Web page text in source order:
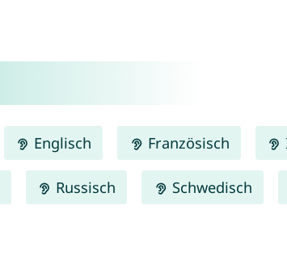
Englisch Französisch
Russisch Schwedisch